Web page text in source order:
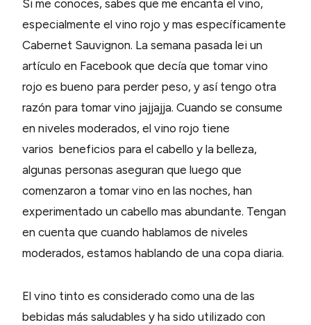
Si me conoces, sabes que me encanta el vino,
especialmente el vino rojo y mas específicamente
Cabernet Sauvignon. La semana pasada lei un
artículo en Facebook que decía que tomar vino
rojo es bueno para perder peso, y así tengo otra
razón para tomar vino jajjajja. Cuando se consume
en niveles moderados, el vino rojo tiene
varios beneficios para el cabello y la belleza,
algunas personas aseguran que luego que
comenzaron a tomar vino en las noches, han
experimentado un cabello mas abundante. Tengan
en cuenta que cuando hablamos de niveles
moderados, estamos hablando de una copa diaria.
El vino tinto es considerado como una de las
bebidas más saludables y ha sido utilizado con